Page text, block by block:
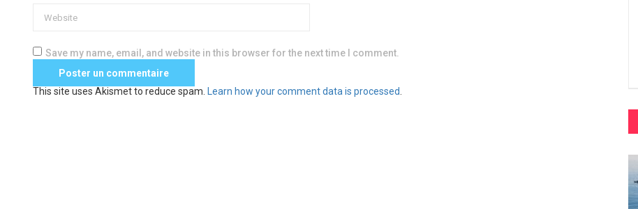
Save my name, email, and website in this browser for the next time I comment.
This site uses Akismet to reduce spam. Learn how your comment data is processed